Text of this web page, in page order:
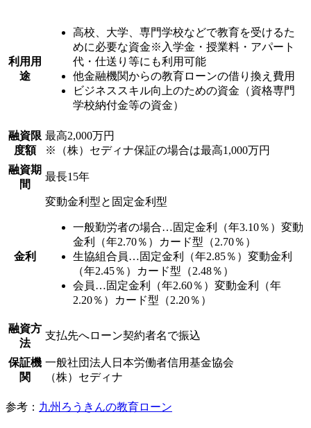
利用用
途
高校、大学、専門学校などで教育を受けるた
めに必要な資金※入学金・授業料・アパート
代・仕送り等にも利用可能
他金融機関からの教育ローンの借り換え費用
ビジネススキル向上のための資金（資格専門
学校納付金等の資金）
融資限
度額
最高2,000万円
※（株）セディナ保証の場合は最高1,000万円
融資期
間
最長15年
金利
変動金利型と固定金利型
一般勤労者の場合…固定金利（年3.10％）変動
金利（年2.70％）カード型（2.70％）
生協組合員…固定金利（年2.85％）変動金利
（年2.45％）カード型（2.48％）
会員…固定金利（年2.60％）変動金利（年
2.20％）カード型（2.20％）
融資方
法
支払先へローン契約者名で振込
保証機
関
一般社団法人日本労働者信用基金協会
（株）セディナ
参考： 九州ろうきんの教育ローン